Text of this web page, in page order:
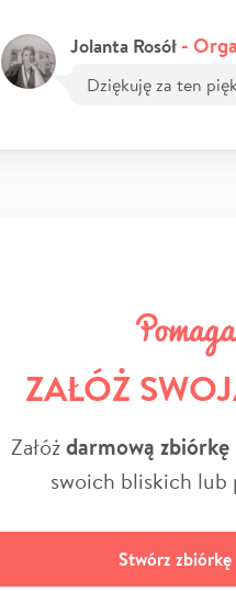
Jolanta Rosół -
Dziękuję za ten
ZAŁÓŻ
Załóżdarmową zbiórkę
swoich bliskich
Stwórz zbiórkę